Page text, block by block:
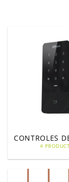
CONTROLES
4